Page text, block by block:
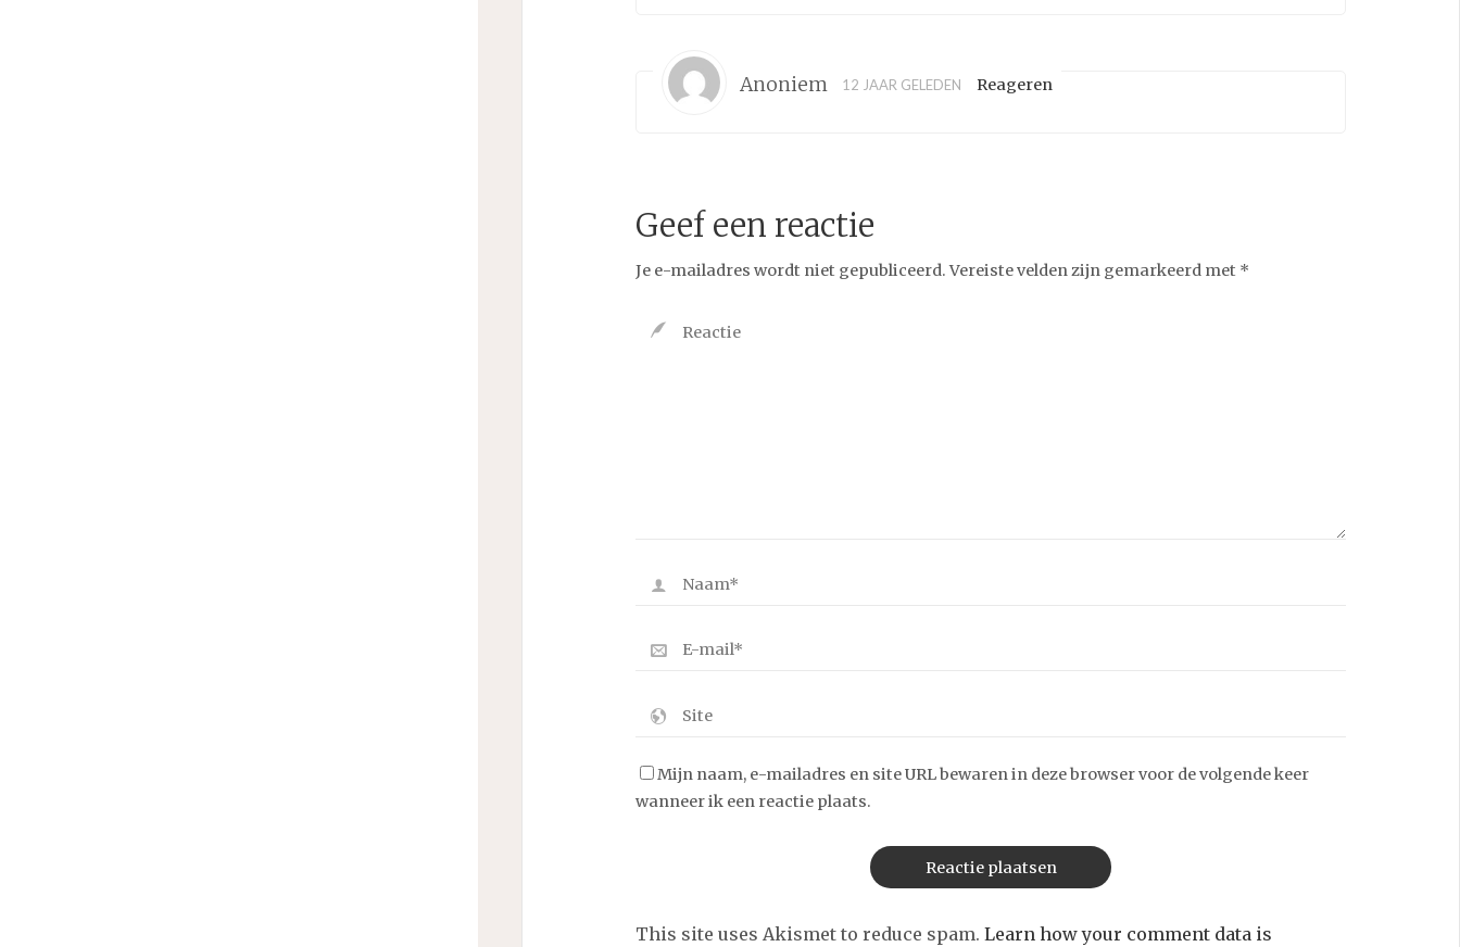
Anoniem 12 JAAR GELEDEN Reageren
Geef een reactie
Je e-mailadres wordt niet gepubliceerd. Vereiste velden zijn gemarkeerd met *
Mijn naam, e-mailadres en site URL bewaren in deze browser voor de volgende keer
wanneer ik een reactie plaats.
This site uses Akismet to reduce spam. Learn how your comment data is